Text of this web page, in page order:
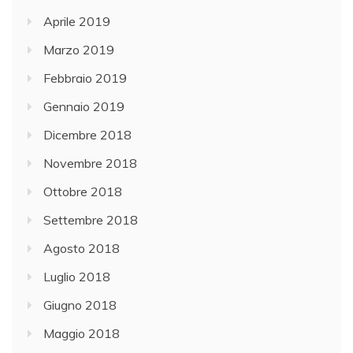
Aprile 2019
Marzo 2019
Febbraio 2019
Gennaio 2019
Dicembre 2018
Novembre 2018
Ottobre 2018
Settembre 2018
Agosto 2018
Luglio 2018
Giugno 2018
Maggio 2018